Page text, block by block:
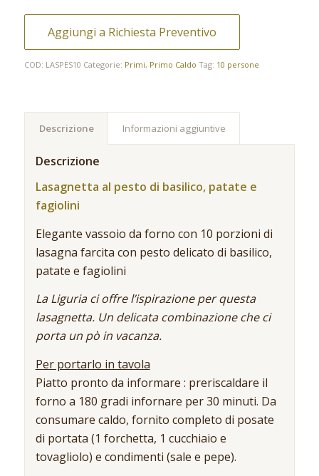
Aggiungi a Richiesta Preventivo
COD: LASPES10 Categorie: Primi, Primo Caldo Tag: 10 persone
Descrizione Informazioni aggiuntive
Descrizione
Lasagnetta al pesto di basilico, patate e
fagiolini
Elegante vassoio da forno con 10 porzioni di
lasagna farcita con pesto delicato di basilico,
patate e fagiolini
La Liguria ci offre l’ispirazione per questa
lasagnetta. Un delicata combinazione che ci
porta un pò in vacanza.
Per portarlo in tavola
Piatto pronto da informare : preriscaldare il
forno a 180 gradi infornare per 30 minuti. Da
consumare caldo, fornito completo di posate
di portata (1 forchetta, 1 cucchiaio e
tovagliolo) e condimenti (sale e pepe).